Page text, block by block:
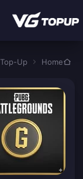
Home
Top-Up